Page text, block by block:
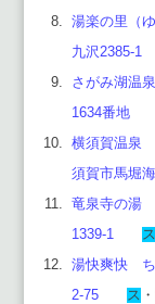
湯楽の里（
九沢2385-1
さがみ湖温
1634番地
横須賀温泉
須賀市馬堀
竜泉寺の湯
1339-1
ス
湯快爽快
2-75
ス ・